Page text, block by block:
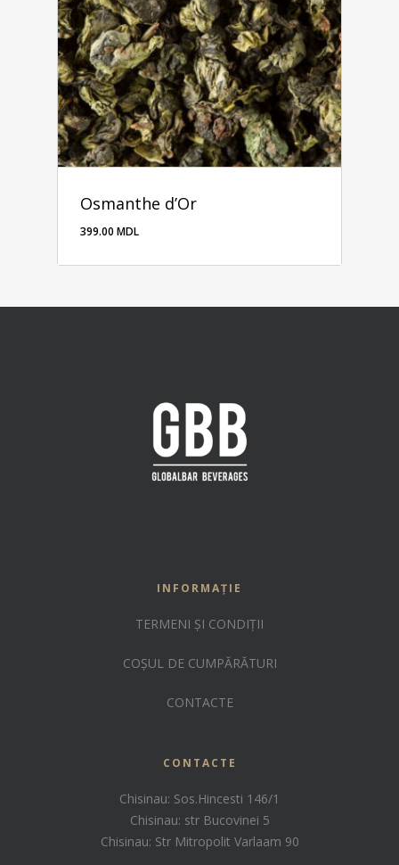
Osmanthe d’Or
399.00 MDL
INFORMAȚIE
TERMENI ȘI CONDIȚII
COȘUL DE CUMPĂRĂTURI
CONTACTE
CONTACTE
Chisinau: Sos.Hincesti 146/1
Chisinau: str Bucovinei 5
Chisinau: Str Mitropolit Varlaam 90